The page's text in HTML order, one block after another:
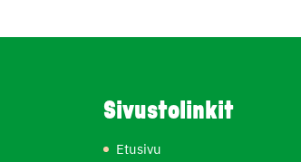
Sivustolinkit
Etusivu